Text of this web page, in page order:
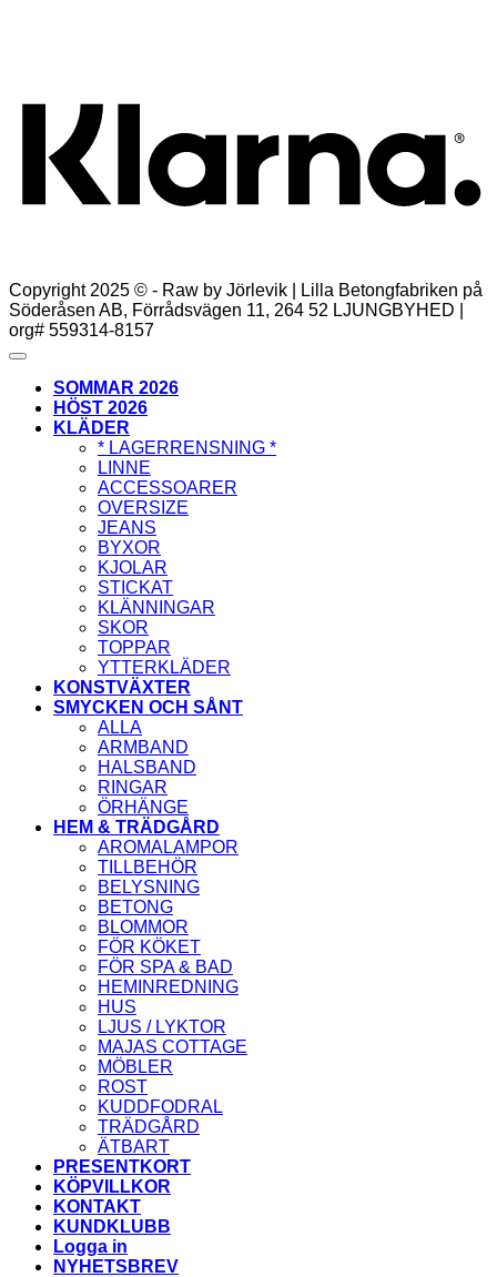
Copyright 2025 © - Raw by Jörlevik | Lilla Betongfabriken på
Söderåsen AB, Förrådsvägen 11, 264 52 LJUNGBYHED |
org# 559314-8157
SOMMAR 2026
HÖST 2026
KLÄDER
* LAGERRENSNING *
LINNE
ACCESSOARER
OVERSIZE
JEANS
BYXOR
KJOLAR
STICKAT
KLÄNNINGAR
SKOR
TOPPAR
YTTERKLÄDER
KONSTVÄXTER
SMYCKEN OCH SÅNT
ALLA
ARMBAND
HALSBAND
RINGAR
ÖRHÄNGE
HEM & TRÄDGÅRD
AROMALAMPOR
TILLBEHÖR
BELYSNING
BETONG
BLOMMOR
FÖR KÖKET
FÖR SPA & BAD
HEMINREDNING
HUS
LJUS / LYKTOR
MAJAS COTTAGE
MÖBLER
ROST
KUDDFODRAL
TRÄDGÅRD
ÄTBART
PRESENTKORT
KÖPVILLKOR
KONTAKT
KUNDKLUBB
Logga in
NYHETSBREV